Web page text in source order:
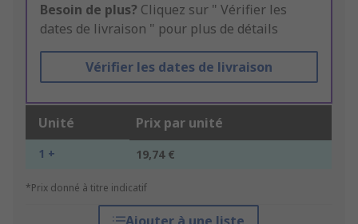
Besoin de plus? Cliquez sur " Vérifier les
dates de livraison " pour plus de détails
Vérifier les dates de livraison
Unité Prix par unité
1 + 19,74 €
*Prix donné à titre indicatif